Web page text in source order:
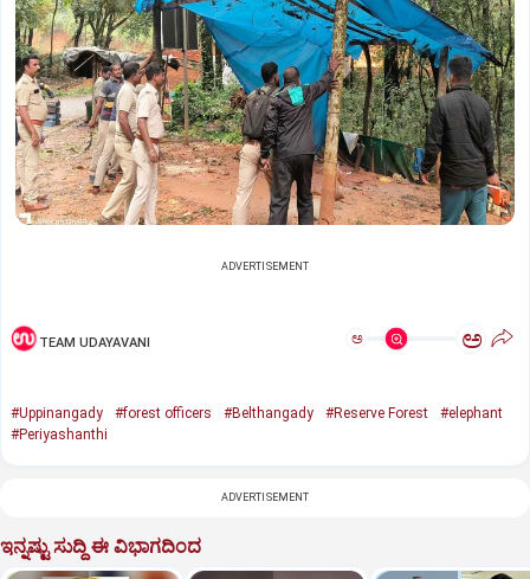
ADVERTISEMENT
TEAM UDAYAVANI ಅ ಅ
#Uppinangady #forest officers #Belthangady #Reserve Forest
#elephant
#Periyashanthi
ADVERTISEMENT
ಇನ್ನಷ್ಟು ಸುದ್ದಿ ಈ ವಿಭಾಗದಿಂದ